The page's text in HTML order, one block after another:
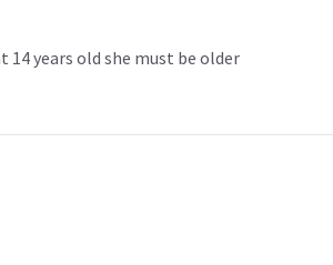
years old she must be older